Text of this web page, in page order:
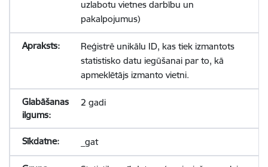
uzlabotu vietnes darbību un
pakalpojumus)
Reģistrē unikālu ID, kas tiek izmantots
statistisko datu iegūšanai par to, kā
apmeklētājs izmanto vietni.
2 gadi
_gat